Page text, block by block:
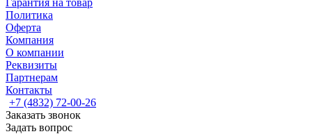
Гарантия на товар
Политика
Оферта
Компания
О компании
Реквизиты
Партнерам
Контакты
+7 (4832) 72-00-26
Заказать звонок
Задать вопрос